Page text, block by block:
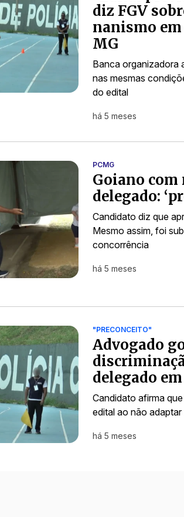
diz FGV
nanismo em
MG
Banca organizadora
nas mesmas
do edital
há 5 meses
PCMG
Goiano
delegado:
Candidato diz que
Mesmo assim, foi
concorrência
há 5 meses
"PRECONCEITO"
Advogado
delegado
Candidato afirma
edital ao não
há 5 meses